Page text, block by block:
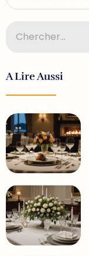
A Lire Aussi